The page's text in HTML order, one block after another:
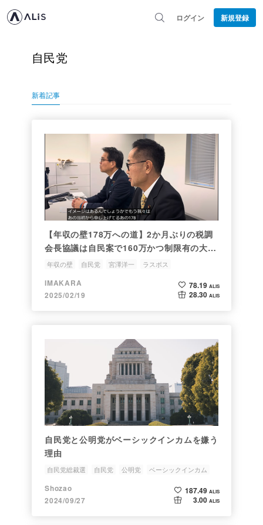
ログイン 新規登録
自民党
新着記事
【年収の壁178万への道】2か月ぶりの税調
会長協議は自民案で160万かつ制限有の大暴
投
年収の壁 自民党 宮澤洋一 ラスボス
IMAKARA
2025/02/19
78.19 ALIS
28.30 ALIS
自民党と公明党がベーシックインカムを嫌う
理由
自民党総裁選 自民党 公明党
ベーシックインカム
生活保護
Shozao
2024/09/27
187.49 ALIS
3.00 ALIS